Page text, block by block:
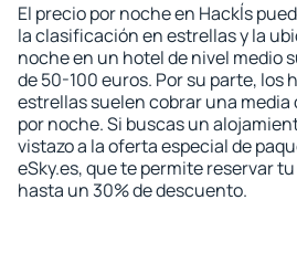
El precio por noche en Hackĺs
la clasificación en estrellas y la
noche en un hotel de nivel medio
de 50-100 euros. Por su parte, los
estrellas suelen cobrar una media
por noche. Si buscas un
vistazo a la oferta especial de
eSky.es, que te permite reservar
hasta un 30% de descuento.